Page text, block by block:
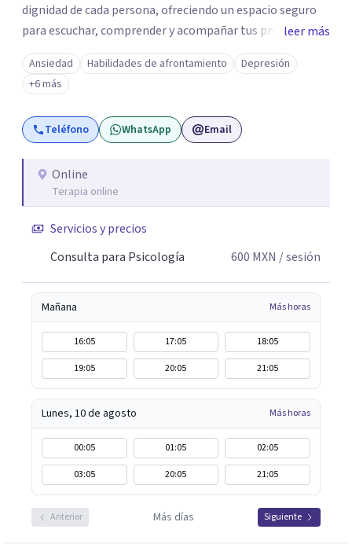
dignidad de cada persona, ofreciendo un espacio seguro
para escuchar, comprender y acompañar tus procesos
emocionales a tu propio ritmo. Creo firmemente en la
importancia de construir juntos herramientas que
fortalezcan el bienestar, la autonomía y el sentido de
vida. Será un gusto acompañarte en este proceso. Quedo
atento para resolver cualquier duda y acordar una cita. Un
leer más
Ansiedad Habilidades de afrontamiento
Depresión
+6 más
Teléfono WhatsApp Email
Online
Terapia online
Servicios y precios
Consulta para Psicología
600 MXN / sesión
Mañana Más horas
16:05 17:05
18:05
19:05
20:05 21:05
Lunes, 10 de agosto Más horas
00:05 01:05
02:05
03:05
20:05 21:05
Anterior Más días Siguiente